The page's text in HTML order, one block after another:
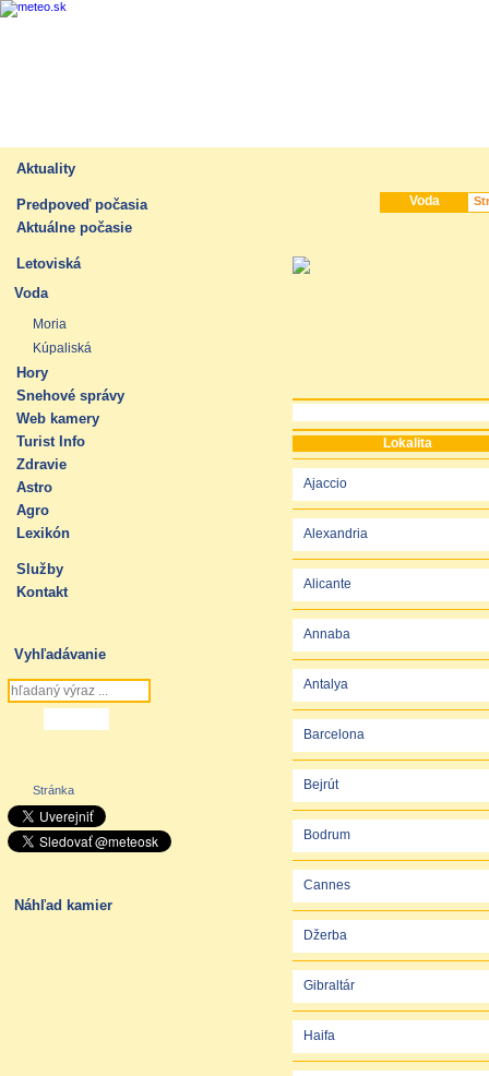
Aktuality
Predpoveď počasia
Aktuálne počasie
Letoviská
Voda
Moria
Kúpaliská
Hory
Snehové správy
Web kamery
Turist Info
Zdravie
Astro
Agro
Lexikón
Služby
Kontakt
Vyhľadávanie
Stránka
Náhľad kamier
Voda
Lokalita
Ajaccio
Alexandria
Alicante
Annaba
Antalya
Barcelona
Bejrút
Bodrum
Cannes
Džerba
Gibraltár
Haifa